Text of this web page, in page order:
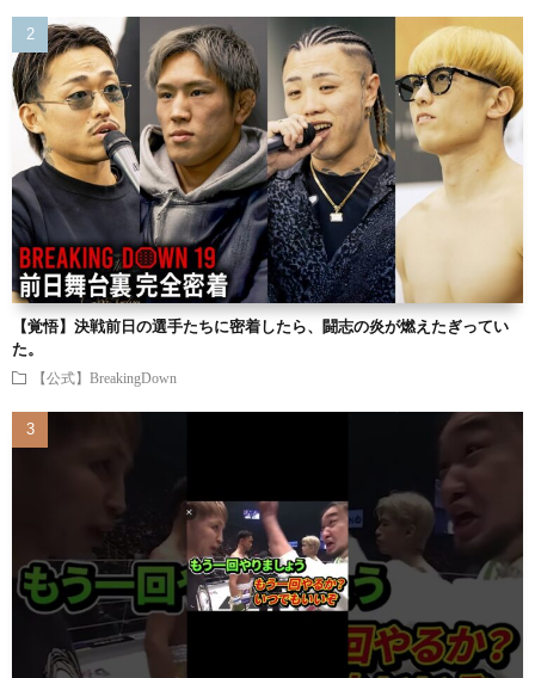
【覚悟】決戦前日の選手たちに密着したら、闘志の炎が燃えたぎってい
た。
【公式】BreakingDown